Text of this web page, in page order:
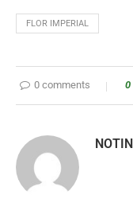
FLOR IMPERIAL
0 comments 0